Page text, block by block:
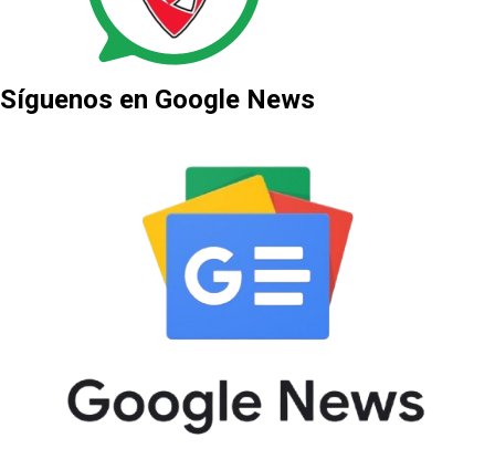
Síguenos en Google News